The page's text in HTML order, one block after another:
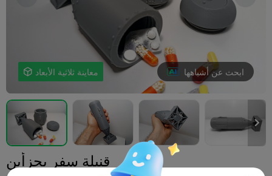
 معاينة ثلاثية الأبعاد ابحث عن أشباهها

قنبلة سفر بجزأين